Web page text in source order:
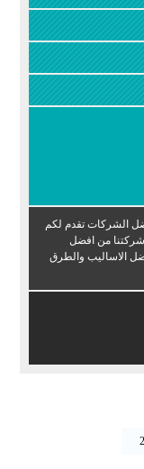
واجهات زجاج العين |0507036261| افضل الشركات تقدم لكم
من افضل
الاساليب والطرق